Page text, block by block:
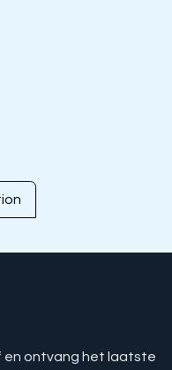
en ontvang het laatste